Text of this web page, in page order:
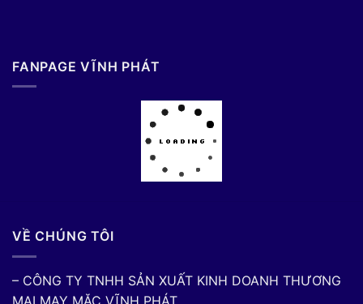
FANPAGE VĨNH PHÁT
VỀ CHÚNG TÔI
– CÔNG TY TNHH SẢN XUẤT KINH DOANH THƯƠNG
MẠI MAY MẶC VĨNH PHÁT